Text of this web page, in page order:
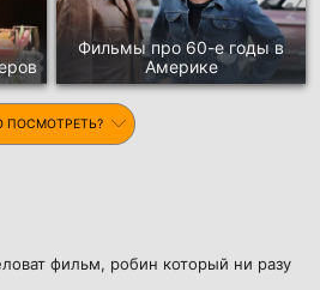
Фильмы про 60-е годы в
Америке
ПОСМОТРЕТЬ?
фильм, робин который ни разу